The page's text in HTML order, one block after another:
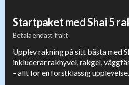
Startpaket med Shai 5
Betala endast frakt
Upplev rakning på sitt bästa med
inkluderar rakhyvel, rakgel,
– allt för en förstklassig upplevelse.